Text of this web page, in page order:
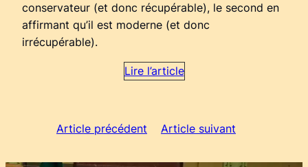
conservateur (et donc récupérable), le second en
affirmant qu’il est moderne (et donc
irrécupérable).
Lire l’article
Article précédent Article suivant